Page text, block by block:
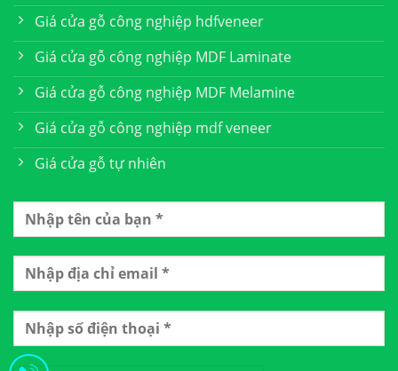
Giá cửa gỗ công nghiệp hdfveneer
Giá cửa gỗ công nghiệp MDF Laminate
Giá cửa gỗ công nghiệp MDF Melamine
Giá cửa gỗ công nghiệp mdf veneer
Giá cửa gỗ tự nhiên